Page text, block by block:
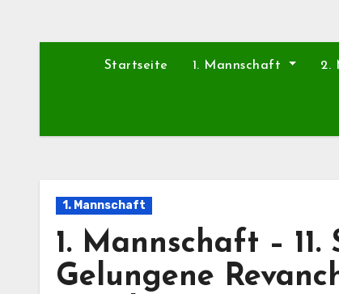
Startseite 1. Mannschaft 2.
1. Mannschaft
1. Mannschaft –
Gelungene